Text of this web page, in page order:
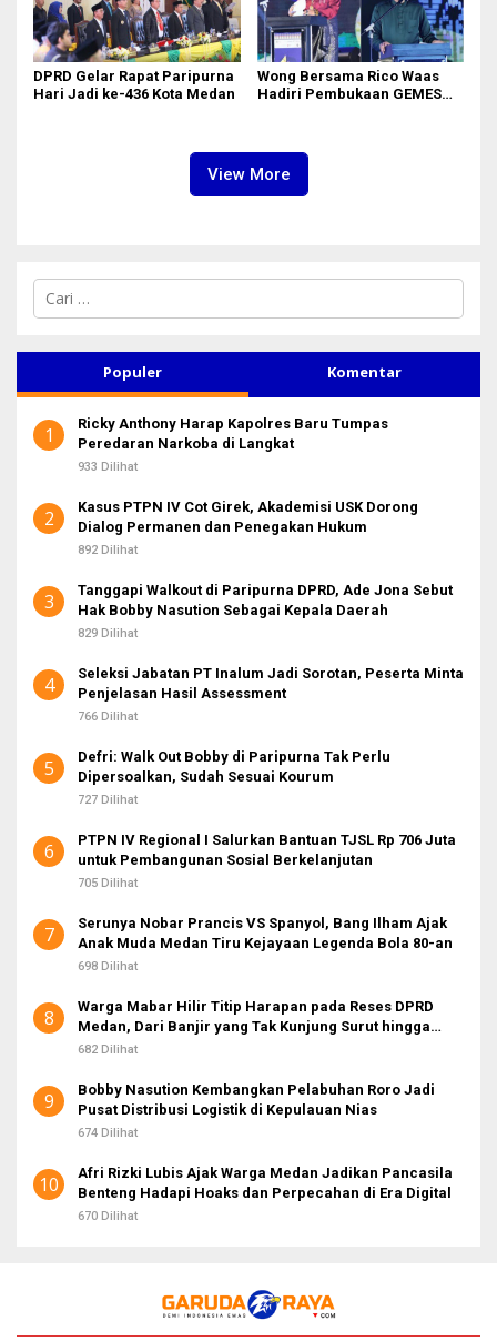
DPRD Gelar Rapat Paripurna
Hari Jadi ke-436 Kota Medan
Wong Bersama Rico Waas
Hadiri Pembukaan GEMES
View More
C
i
n
u
k
Populer Komentar
1
Ricky Anthony Harap Kapolres Baru Tumpas
Peredaran Narkoba di Langkat
933 Dilihat
2
Kasus PTPN IV Cot Girek, Akademisi USK Dorong
Dialog Permanen dan Penegakan Hukum
892 Dilihat
3
Tanggapi Walkout di Paripurna DPRD, Ade Jona Sebut
Hak Bobby Nasution Sebagai Kepala Daerah
829 Dilihat
4
Seleksi Jabatan PT Inalum Jadi Sorotan, Peserta Minta
Penjelasan Hasil Assessment
766 Dilihat
5
Defri: Walk Out Bobby di Paripurna Tak Perlu
Dipersoalkan, Sudah Sesuai Kourum
727 Dilihat
6
PTPN IV Regional I Salurkan Bantuan TJSL Rp 706 Juta
untuk Pembangunan Sosial Berkelanjutan
705 Dilihat
7
Serunya Nobar Prancis VS Spanyol, Bang Ilham Ajak
Anak Muda Medan Tiru Kejayaan Legenda Bola 80-an
698 Dilihat
8
Warga Mabar Hilir Titip Harapan pada Reses DPRD
Medan, Dari Banjir yang Tak Kunjung Surut hingga
Layanan IKD
682 Dilihat
9
Bobby Nasution Kembangkan Pelabuhan Roro Jadi
Pusat Distribusi Logistik di Kepulauan Nias
674 Dilihat
10
Afri Rizki Lubis Ajak Warga Medan Jadikan Pancasila
Benteng Hadapi Hoaks dan Perpecahan di Era Digital
670 Dilihat